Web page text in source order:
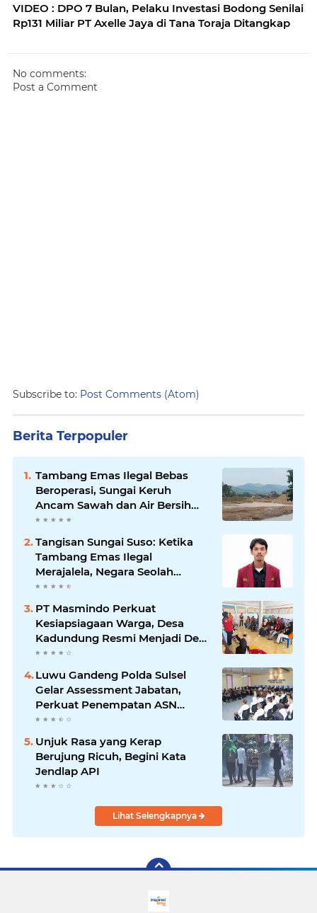
VIDEO : DPO 7 Bulan, Pelaku Investasi Bodong Senilai
Rp131 Miliar PT Axelle Jaya di Tana Toraja Ditangkap
No comments:
Post a Comment
Subscribe to: Post Comments (Atom)
Berita Terpopuler
Tambang Emas Ilegal Bebas
Beroperasi, Sungai Keruh
Ancam Sawah dan Air Bersih
Warga Luwu
Tangisan Sungai Suso: Ketika
Tambang Emas Ilegal
Merajalela, Negara Seolah
Memilih Diam
PT Masmindo Perkuat
Kesiapsiagaan Warga, Desa
Kadundung Resmi Menjadi Desa
Tangguh Bencana
Luwu Gandeng Polda Sulsel
Gelar Assessment Jabatan,
Perkuat Penempatan ASN
Berbasis Kompetensi
Unjuk Rasa yang Kerap
Berujung Ricuh, Begini Kata
Jendlap API
Lihat Selengkapnya